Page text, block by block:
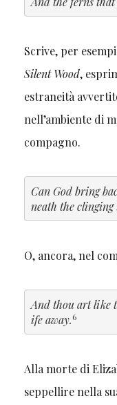
Scrive, per
Silent Wood,
estraneità
nell’ambiente di
compagno.
Can God bring
neath the
O, ancora, nel
And thou art like
ife away.6
Alla morte di
seppellire nella